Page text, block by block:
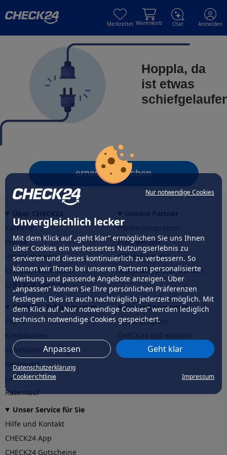
Nur notwendige Cookies
Unvergleichlich lecker
Mit dem Klick auf „geht klar” ermöglichen Sie uns Ihnen
über Cookies ein verbessertes Nutzungserlebnis zu
servieren und dieses kontinuierlich zu verbessern. So
können wir Ihnen bei unseren Partnern personalisierte
Werbung und passende Angebote anzeigen. Über
„anpassen” können Sie Ihre persönlichen Präferenzen
festlegen. Dies ist auch nachträglich jederzeit möglich. Mit
dem Klick auf „Nur notwendige Cookies” werden lediglich
technisch notwendige Cookies gespeichert.
Anpassen Geht klar
Datenschutzerklärung
Cookierichtlinie
Impressum
Merkzettel Warenkorb Chat Anmelden
Hoppla, da
ist etwas
erneut versuchen
Karriere
Presse
Unternehmen
CHECK24 Österreich
CHECK24 Spanien
Partnerprogramm
Profi werden
Affiliate werden
Werkstattpartner werden
CHECK24 Zahlungsarten
PayPal
Sofortüberweisung
Rechnung
Lastschrift
Ratenkauf
Unser Engagement
Nachhaltigkeit
CHECK24hilftder Natur
Unser Service für Sie
Hilfe und Kontakt
CHECK24 App
CHECK24 Gutscheine